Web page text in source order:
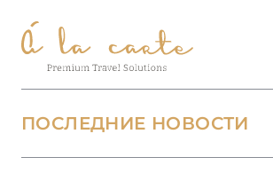
ПОСЛЕДНИЕ НОВОСТИ